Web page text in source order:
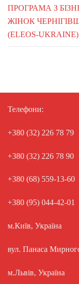
ПРОГРАМА З
ЖІНОК
(ELEOS-UKRAINE)
Телефони:
+380 (32) 226 78 79
+380 (32) 226 78 90
+380 (68) 559-13-60
+380 (95) 044-42-01
м.Київ, Україна
вул. Панаса
м.Львів, Україна